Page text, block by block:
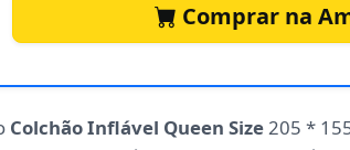
Comprar na
Colchão Inflável Queen Size205 *